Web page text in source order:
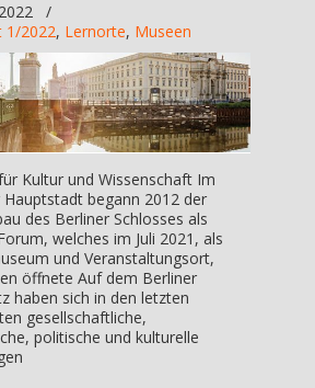
/
1/2022, Lernorte, Museen
Kultur und Wissenschaft Im
Hauptstadt begann 2012 der
des Berliner Schlosses als
welches im Juli 2021, als
und Veranstaltungsort,
öffnete Auf dem Berliner
haben sich in den letzten
gesellschaftliche,
politische und kulturelle